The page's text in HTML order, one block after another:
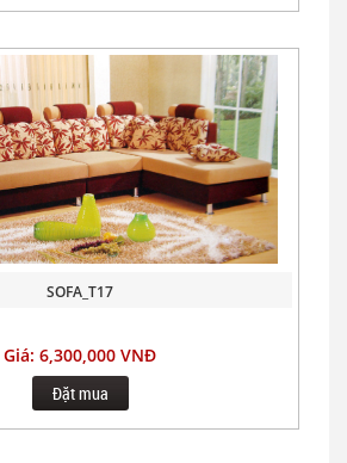
SOFA_T17
Giá: 6,300,000 VNĐ
Đặt mua